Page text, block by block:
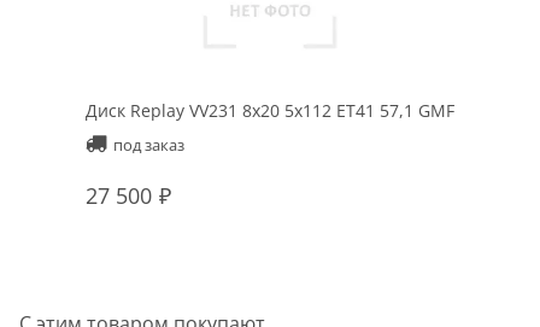
Диск Replay VV231 8x20 5x112 ET41 57,1 GMF
под заказ
27 500